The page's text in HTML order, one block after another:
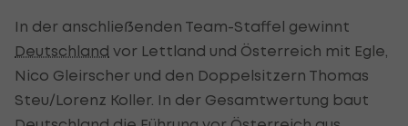
In der anschließenden Team-Staffel gewinnt
Deutschland vor Lettland und Österreich mit Egle,
Nico Gleirscher und den Doppelsitzern Thomas
Steu/Lorenz Koller. In der Gesamtwertung baut